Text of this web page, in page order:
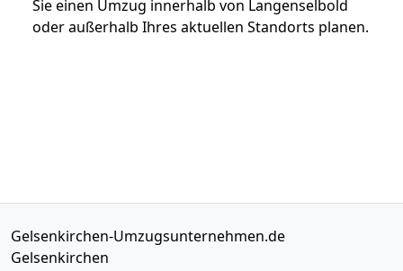
Sie einen Umzug innerhalb von Langenselbold
oder außerhalb Ihres aktuellen Standorts planen.
Gelsenkirchen-Umzugsunternehmen.de
Gelsenkirchen